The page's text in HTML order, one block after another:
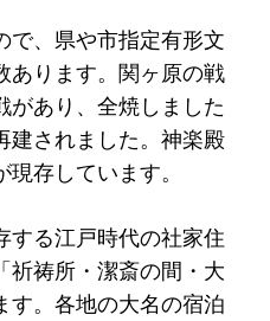
で、県や市指定有形文
あります。関ヶ原の戦
があり、全焼しました
建されました。神楽殿
存しています。
する江戸時代の社家住
祈祷所・潔斎の間・大
す。各地の大名の宿泊